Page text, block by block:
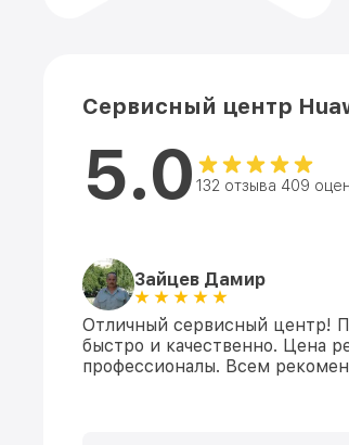
Сервисный центр
5.0 132 отзыва 409
Зайцев Дамир
Отличный сервисный центр!
быстро и качественно. Цена
профессионалы. Всем